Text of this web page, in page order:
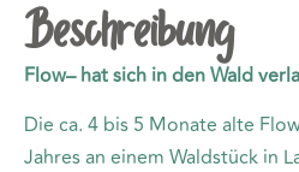
Beschreibung
Flow– hat sich in den Wald
Die ca. 4 bis 5 Monate alte
Jahres an einem Waldstück in